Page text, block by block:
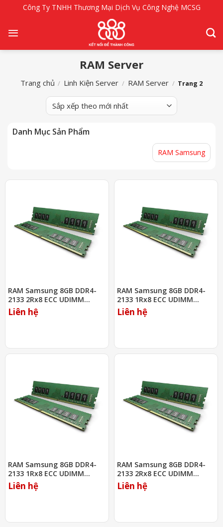
nội
Công Ty TNHH Thương Mại Dịch Vụ Công Nghệ MCSG
RAM Server
Trang chủ / Linh Kiện Server / RAM Server / Trang 2
Danh Mục Sản Phẩm
RAM Samsung
RAM Samsung 8GB DDR4-
2133 2Rx8 ECC UDIMM
(M378A1G43DB0-CPB)
Liên hệ
RAM Samsung 8GB DDR4-
2133 1Rx8 ECC UDIMM
(M378A1K43BB1-CPB)
Liên hệ
RAM Samsung 8GB DDR4-
2133 1Rx8 ECC UDIMM
(M378A1K43CB2-CPB)
Liên hệ
RAM Samsung 8GB DDR4-
2133 2Rx8 ECC UDIMM
(M391A1G43DB0-CPB)
Liên hệ